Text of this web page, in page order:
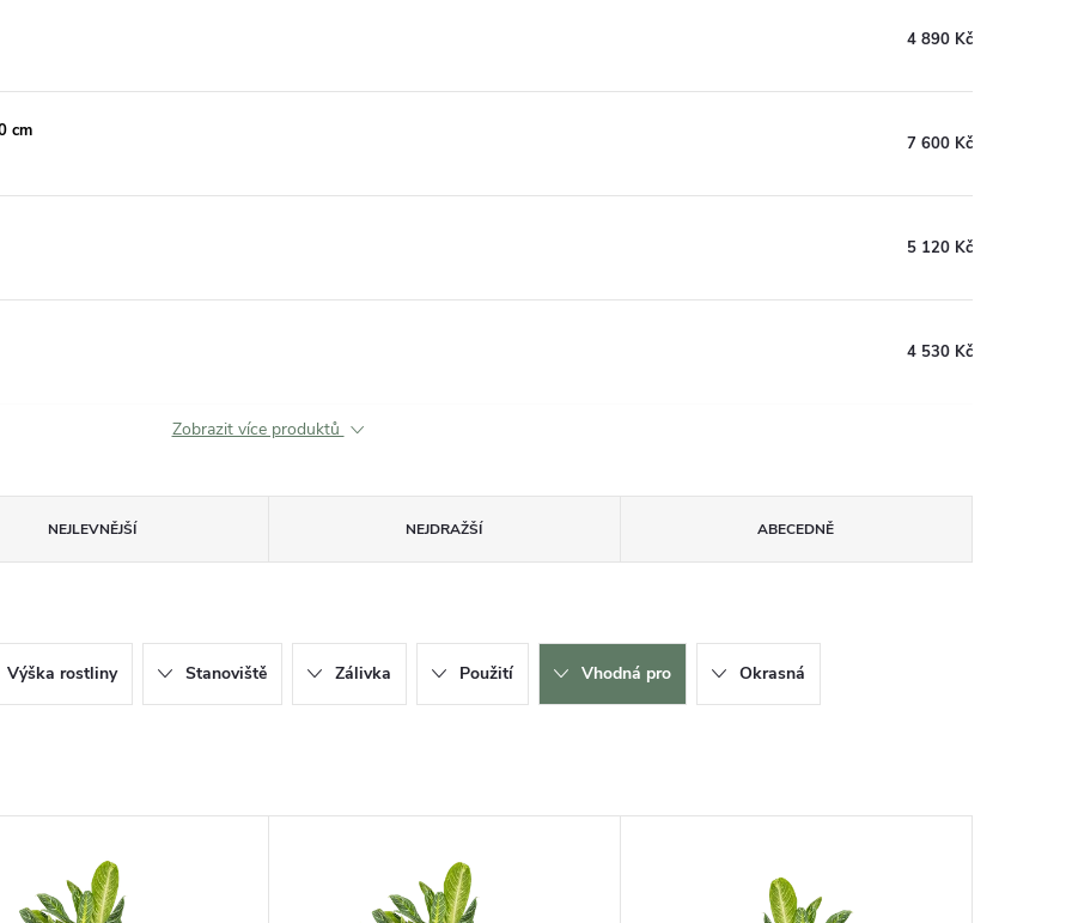
4 890 Kč
cm
7 600 Kč
5 120 Kč
4 530 Kč
Zobrazit více produktů
NEJLEVNĚJŠÍ NEJDRAŽŠÍ ABECEDNĚ
Výška rostliny Stanoviště Zálivka Použití Vhodná pro Okrasná